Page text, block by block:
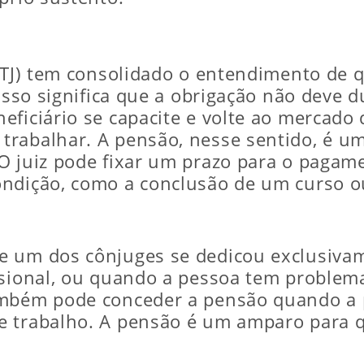
tem consolidado o entendimento de
significa que a obrigação não deve
se capacite e volte ao
A pensão, nesse sentido, é
juiz pode fixar um prazo para o
como a conclusão de um curso
um dos cônjuges se dedicou
ou quando a pessoa tem
pode conceder a pensão quando
trabalho. A pensão é um amparo para